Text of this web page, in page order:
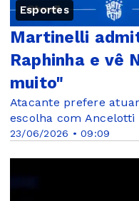
Esportes
23/06/2026 • 09:09
Martinelli
Raphinha e vê
muito"
Atacante prefere
escolha com Ancelotti